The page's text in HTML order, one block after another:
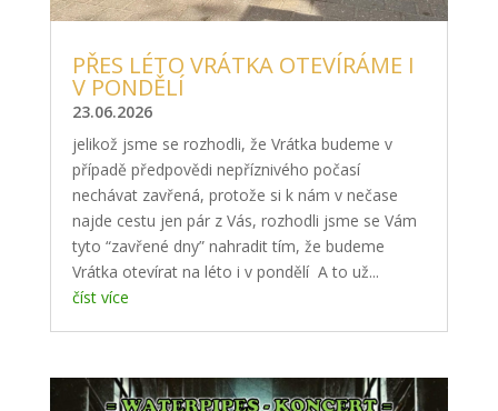
PŘES LÉTO VRÁTKA OTEVÍRÁME I
V PONDĚLÍ
23.06.2026
jelikož jsme se rozhodli, že Vrátka budeme v
případě předpovědi nepříznivého počasí
nechávat zavřená, protože si k nám v nečase
najde cestu jen pár z Vás, rozhodli jsme se Vám
tyto “zavřené dny” nahradit tím, že budeme
Vrátka otevírat na léto i v pondělí A to už...
číst více